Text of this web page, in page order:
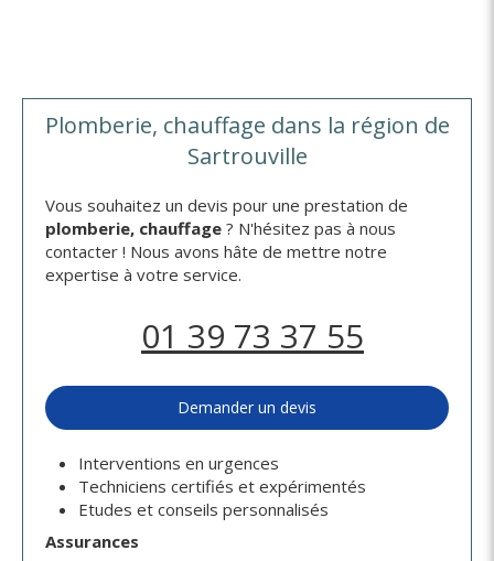
Plomberie, chauffage dans la région de
Sartrouville
Vous souhaitez un devis pour une prestation de
plomberie, chauffage ? N'hésitez pas à nous
contacter ! Nous avons hâte de mettre notre
expertise à votre service.
01 39 73 37 55
Demander un devis
Interventions en urgences
Techniciens certifiés et expérimentés
Etudes et conseils personnalisés
Assurances